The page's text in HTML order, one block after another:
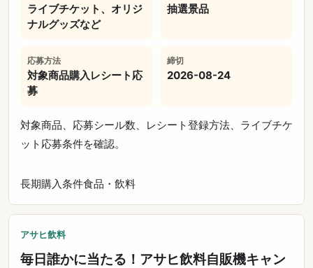
ライブチケット、オリジ
ナルグッズなど
抽選景品
応募方法
対象商品購入レシート応
募
締切
2026-08-24
対象商品、応募シール数、レシート登録方法、ライブチケ
ット応募条件を確認。
長期購入条件食品・飲料
アサヒ飲料
毎日誰かに当たる！アサヒ飲料自販機キャン